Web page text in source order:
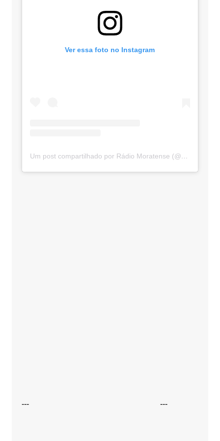
Ver essa foto no Instagram
Um post compartilhado por Rádio Moratense (@radio_moratense)
--- ---